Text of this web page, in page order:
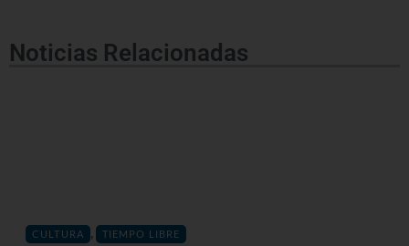
Noticias Relacionadas
CULTURA , TIEMPO LIBRE